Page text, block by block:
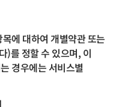
에 대하여 개별약관 또는
)를 정할 수 있으며, 이
경우에는 서비스별